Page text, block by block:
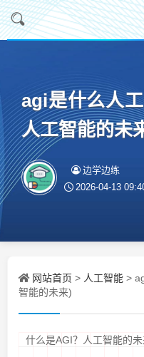
agi是什么人
人工智能的未
边学边练
2026-04-13
网站首页 > 人工智能 >
智能的未来)
什么是AGI？人工智能的